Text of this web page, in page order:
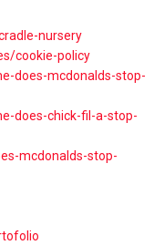
nursery
cookie-policy
does-mcdonalds-stop-
does-chick-fil-a-stop-
mcdonalds-stop-